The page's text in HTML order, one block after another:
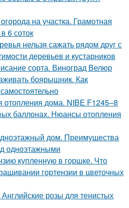
на участка. Грамотная
6 соток
нельзя сажать рядом друг с
деревьев и кустарников
сорта. Виноград Велюр
боярышник. Как
отопления дома. NIBE F1245–8
баллонах. Нюансы отопления
дом. Преимущества
одноэтажными
купленную в горшке. Что
гортензии в цветочных
розы для тенистых